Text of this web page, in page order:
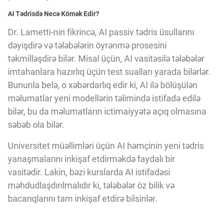
Haqqımızda
Vizyoner Baxışı
Innovasiya Bələdçisi
Gələcəyin Təhlili
Podkastlar
AI Tədrisdə Necə Kömək Edir?
Dr. Lametti-nin fikrincə, AI passiv tədris üsullarını
dəyişdirə və tələbələrin öyrənmə prosesini
təkmilləşdirə bilər. Misal üçün, AI vasitəsilə tələbələr
imtahanlara hazırlıq üçün test sualları yarada bilərlər.
Bununla belə, o xəbərdarlıq edir ki, AI ilə bölüşülən
məlumatlar yeni modellərin təlimində istifadə edilə
bilər, bu da məlumatların ictimaiyyətə açıq olmasına
səbəb ola bilər.
Universitet müəllimləri üçün AI həmçinin yeni tədris
yanaşmalarını inkişaf etdirməkdə faydalı bir
vasitədir. Lakin, bəzi kurslarda AI istifadəsi
məhdudlaşdırılmalıdır ki, tələbələr öz bilik və
bacarıqlarını tam inkişaf etdirə bilsinlər.